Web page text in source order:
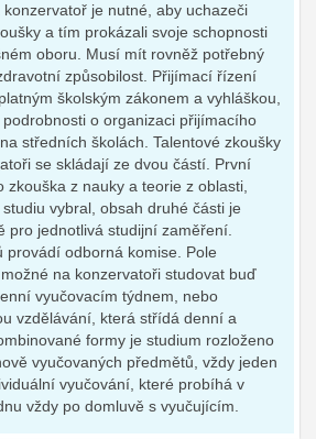
je nutné, aby uchazeči
a tím prokázali svoje schopnosti
oboru. Musí mít rovněž potřebný
způsobilost. Přijímací řízení
školským zákonem a vyhláškou,
o organizaci přijímacího
středních školách. Talentové zkoušky
se skládají ze dvou částí. První
zkouška z nauky a teorie z oblasti,
vybral, obsah druhé části je
pro jednotlivá studijní zaměření.
provádí odborná komise. Pole
na konzervatoři studovat buď
vyučovacím týdnem, nebo
vzdělávání, která střídá denní a
formy je studium rozloženo
vyučovaných předmětů, vždy jeden
vyučování, které probíhá v
vždy po domluvě s vyučujícím.